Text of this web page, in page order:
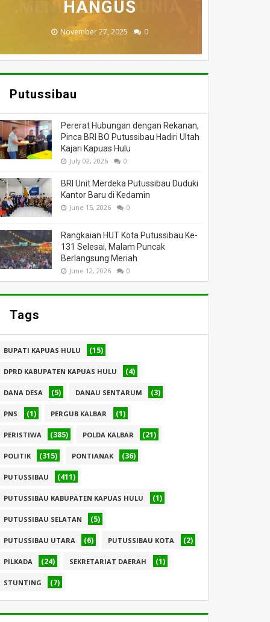
MENINGGAL DUNIA
July 05, 2026 0
HANGUS
November 27, 2025 0
BERI BANTUAN
March 26, 2025 0
DILALAP API
March 13, 2025 0
MASSA
February 18, 2025 0
Putussibau
Pererat Hubungan dengan Rekanan,
Pinca BRI BO Putussibau Hadiri Ultah
Kajari Kapuas Hulu
July 02, 2026 0
BRI Unit Merdeka Putussibau Duduki
Kantor Baru di Kedamin
June 15, 2026 0
Rangkaian HUT Kota Putussibau Ke-
131 Selesai, Malam Puncak
Berlangsung Meriah
June 12, 2026 0
Tags
BUPATI KAPUAS HULU (15)
DPRD KABUPATEN KAPUAS HULU (4)
DANA DESA (5) DANAU SENTARUM (3)
PNS (1) PERGUB KALBAR (1)
PERISTIWA (385) POLDA KALBAR (21)
POLITIK (315) PONTIANAK (36)
PUTUSSIBAU (411)
PUTUSSIBAU KABUPATEN KAPUAS HULU (1)
PUTUSSIBAU SELATAN (5)
PUTUSSIBAU UTARA (6) PUTUSSIBAU KOTA (2)
PILKADA (24) SEKRETARIAT DAERAH (1)
STUNTING (7)